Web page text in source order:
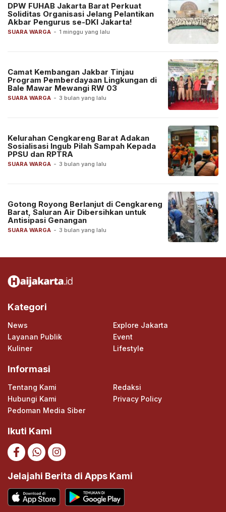
SUARA WARGA - 1 minggu yang lalu
DPW FUHAB Jakarta Barat Perkuat
Soliditas Organisasi Jelang Pelantikan
Akbar Pengurus se-DKI Jakarta!
SUARA WARGA - 3 bulan yang lalu
Camat Kembangan Jakbar Tinjau
Program Pemberdayaan Lingkungan di
Bale Mawar Mewangi RW 03
SUARA WARGA - 3 bulan yang lalu
Kelurahan Cengkareng Barat Adakan
Sosialisasi Ingub Pilah Sampah Kepada
PPSU dan RPTRA
SUARA WARGA - 3 bulan yang lalu
Gotong Royong Berlanjut di Cengkareng
Barat, Saluran Air Dibersihkan untuk
Antisipasi Genangan
Kategori
News
Explore Jakarta
Layanan Publik
Event
Kuliner
Lifestyle
Informasi
Tentang Kami
Redaksi
Hubungi Kami
Privacy Policy
Pedoman Media Siber
Ikuti Kami
Jelajahi Berita di Apps Kami